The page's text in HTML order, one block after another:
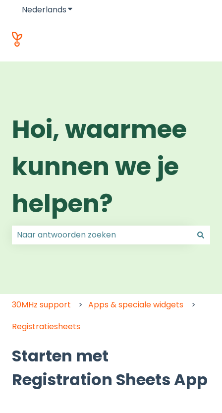
NederlandsSubmenu tonen voor vertalingen
Hoi, waarmee
kunnen we je
helpen?
30MHz support
Apps & speciale widgets
Registratiesheets
Starten met
Registration Sheets App